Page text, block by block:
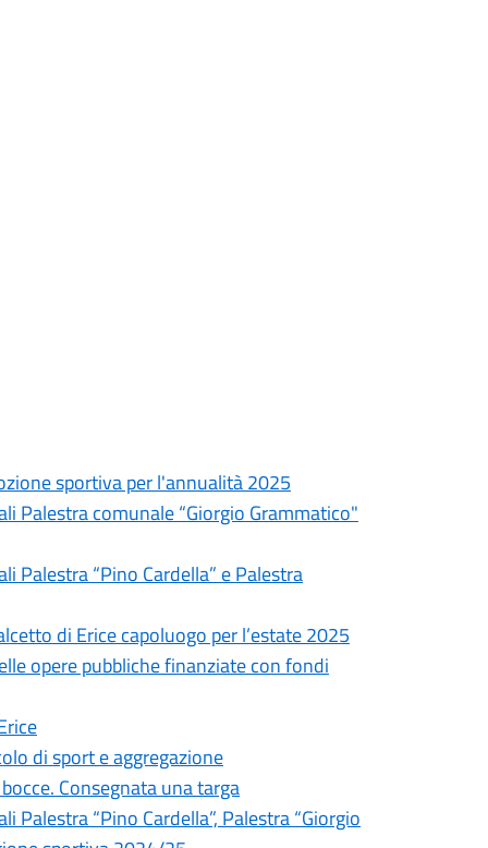
sportiva per l'annualità 2025
Palestra comunale “Giorgio Grammatico"
Palestra “Pino Cardella” e Palestra
di Erice capoluogo per l’estate 2025
opere pubbliche finanziate con fondi
di sport e aggregazione
Consegnata una targa
“Pino Cardella”, Palestra “Giorgio